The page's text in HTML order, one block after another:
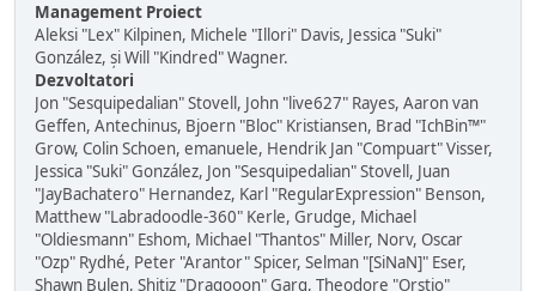
Management Proiect
Aleksi "Lex" Kilpinen, Michele "Illori" Davis, Jessica "Suki"
González, și Will "Kindred" Wagner.
Dezvoltatori
Jon "Sesquipedalian" Stovell, John "live627" Rayes, Aaron van
Geffen, Antechinus, Bjoern "Bloc" Kristiansen, Brad "IchBin™"
Grow, Colin Schoen, emanuele, Hendrik Jan "Compuart" Visser,
Jessica "Suki" González, Jon "Sesquipedalian" Stovell, Juan
"JayBachatero" Hernandez, Karl "RegularExpression" Benson,
Matthew "Labradoodle-360" Kerle, Grudge, Michael
"Oldiesmann" Eshom, Michael "Thantos" Miller, Norv, Oscar
"Ozp" Rydhé, Peter "Arantor" Spicer, Selman "[SiNaN]" Eser,
Shawn Bulen, Shitiz "Dragooon" Garg, Theodore "Orstio"